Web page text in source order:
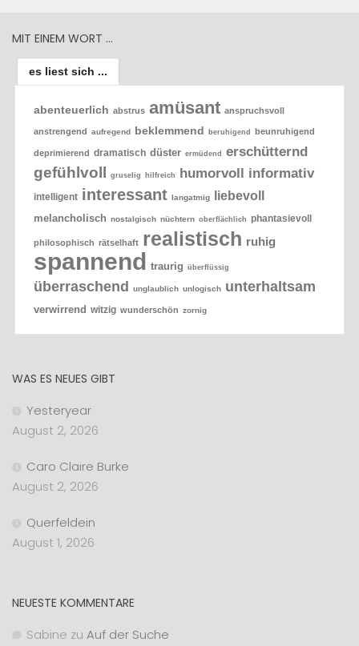
MIT EINEM WORT …
es liest sich ...
abenteuerlich abstrus amüsant anspruchsvoll
anstrengend aufregend beklemmend beruhigend beunruhigend
deprimierend dramatisch düster ermüdend erschütternd
gefühlvoll gruselig hilfreich humorvoll informativ
intelligent interessant langatmig liebevoll
melancholisch nostalgisch nüchtern oberflächlich phantasievoll
philosophisch rätselhaft realistisch ruhig
spannend traurig überflüssig
überraschend unglaublich unlogisch unterhaltsam
verwirrend witzig wunderschön zornig
WAS ES NEUES GIBT
Yesteryear
August 2, 2026
Caro Claire Burke
August 2, 2026
Querfeldein
August 1, 2026
NEUESTE KOMMENTARE
Sabine zu Auf der Suche